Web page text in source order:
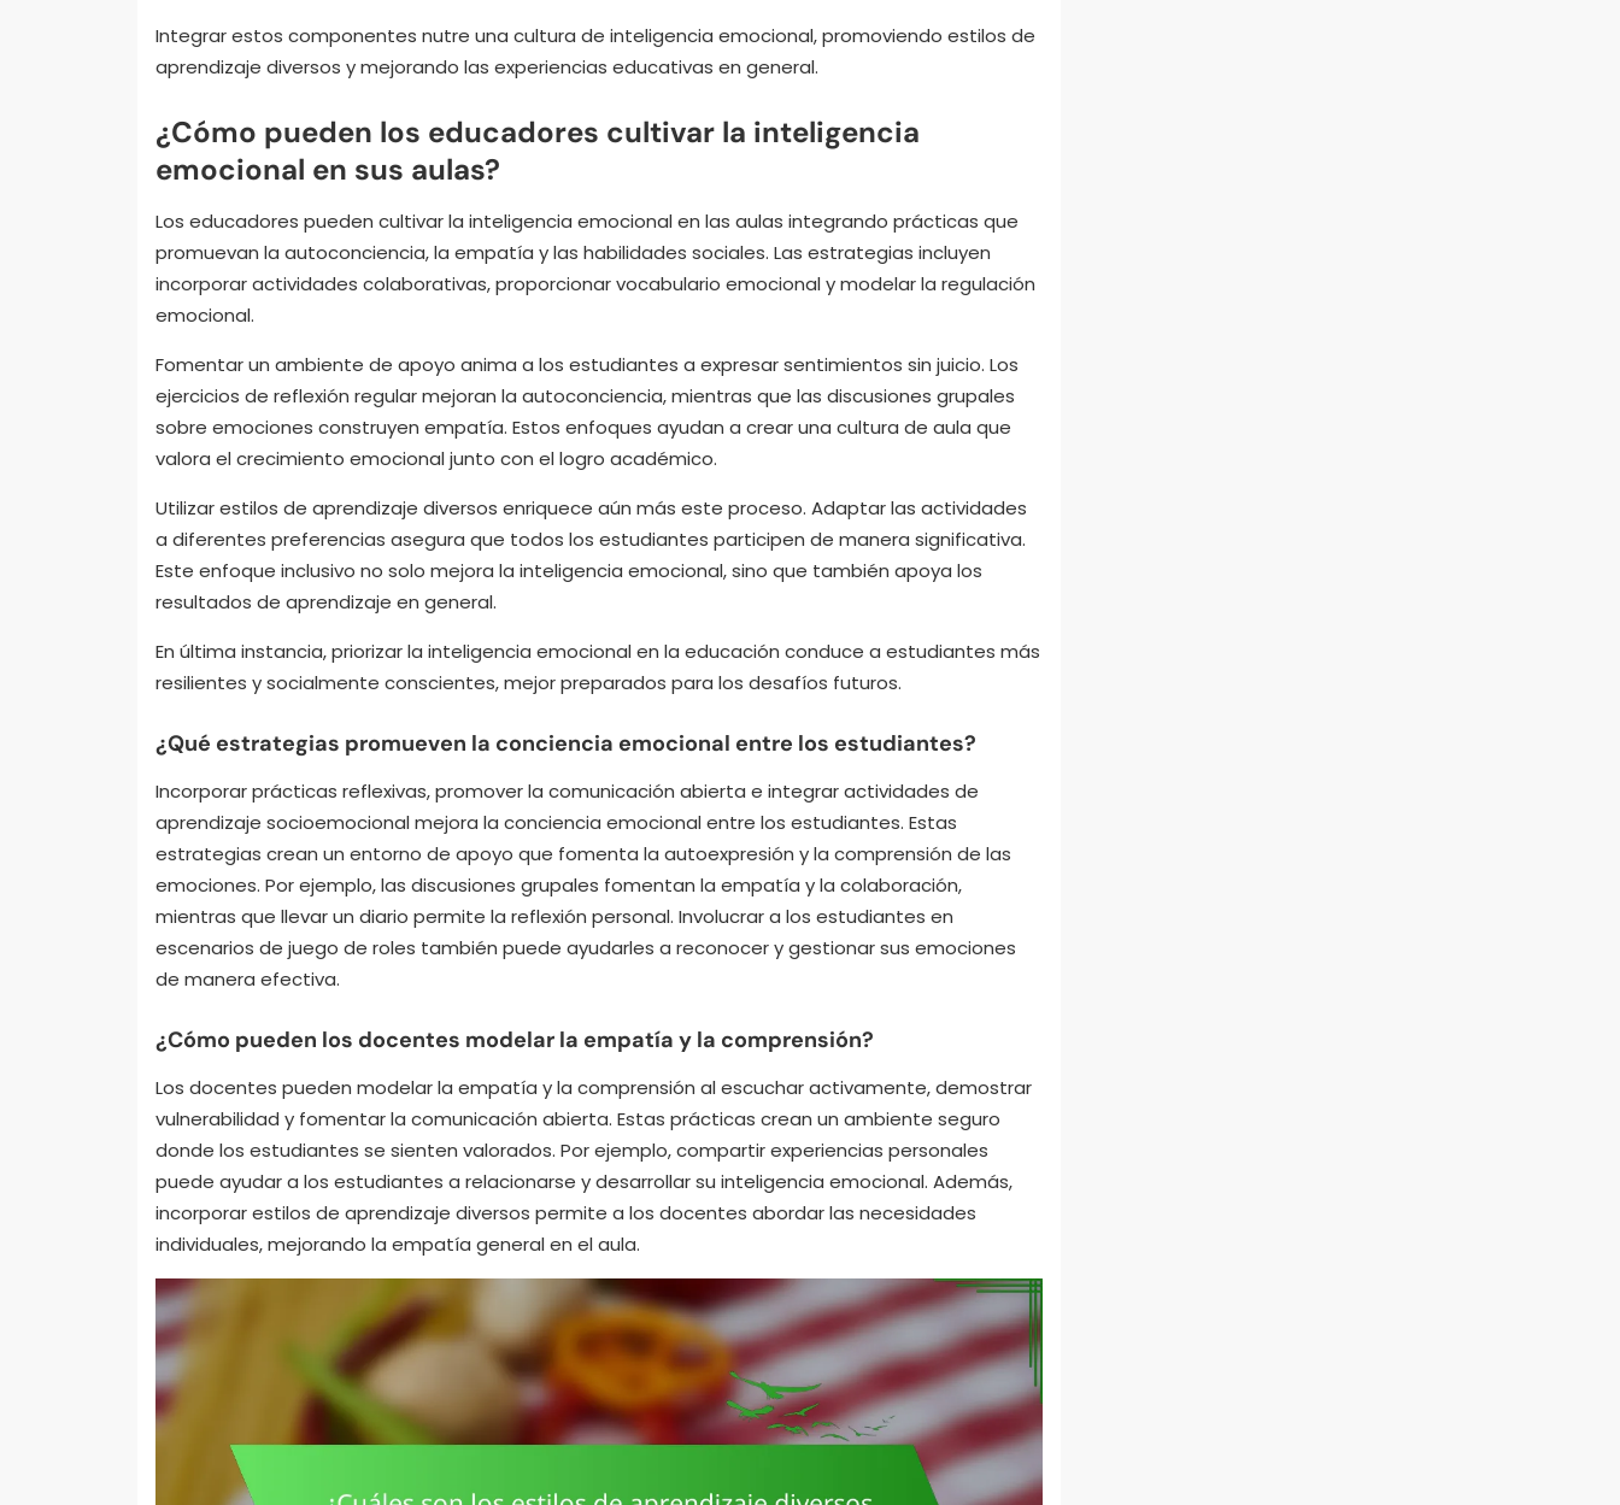
Integrar estos componentes nutre una cultura de inteligencia emocional, promoviendo estilos de
aprendizaje diversos y mejorando las experiencias educativas en general.
¿Cómo pueden los educadores cultivar la inteligencia
emocional en sus aulas?
Los educadores pueden cultivar la inteligencia emocional en las aulas integrando prácticas que
promuevan la autoconciencia, la empatía y las habilidades sociales. Las estrategias incluyen
incorporar actividades colaborativas, proporcionar vocabulario emocional y modelar la regulación
emocional.
Fomentar un ambiente de apoyo anima a los estudiantes a expresar sentimientos sin juicio. Los
ejercicios de reflexión regular mejoran la autoconciencia, mientras que las discusiones grupales
sobre emociones construyen empatía. Estos enfoques ayudan a crear una cultura de aula que
valora el crecimiento emocional junto con el logro académico.
Utilizar estilos de aprendizaje diversos enriquece aún más este proceso. Adaptar las actividades
a diferentes preferencias asegura que todos los estudiantes participen de manera significativa.
Este enfoque inclusivo no solo mejora la inteligencia emocional, sino que también apoya los
resultados de aprendizaje en general.
En última instancia, priorizar la inteligencia emocional en la educación conduce a estudiantes más
resilientes y socialmente conscientes, mejor preparados para los desafíos futuros.
¿Qué estrategias promueven la conciencia emocional entre los estudiantes?
Incorporar prácticas reflexivas, promover la comunicación abierta e integrar actividades de
aprendizaje socioemocional mejora la conciencia emocional entre los estudiantes. Estas
estrategias crean un entorno de apoyo que fomenta la autoexpresión y la comprensión de las
emociones. Por ejemplo, las discusiones grupales fomentan la empatía y la colaboración,
mientras que llevar un diario permite la reflexión personal. Involucrar a los estudiantes en
escenarios de juego de roles también puede ayudarles a reconocer y gestionar sus emociones
de manera efectiva.
¿Cómo pueden los docentes modelar la empatía y la comprensión?
Los docentes pueden modelar la empatía y la comprensión al escuchar activamente, demostrar
vulnerabilidad y fomentar la comunicación abierta. Estas prácticas crean un ambiente seguro
donde los estudiantes se sienten valorados. Por ejemplo, compartir experiencias personales
puede ayudar a los estudiantes a relacionarse y desarrollar su inteligencia emocional. Además,
incorporar estilos de aprendizaje diversos permite a los docentes abordar las necesidades
individuales, mejorando la empatía general en el aula.